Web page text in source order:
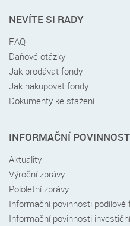
NEVÍTE SI RADY
FAQ
Daňové otázky
Jak prodávat fondy
Jak nakupovat fondy
Dokumenty ke stažení
INFORMAČNÍ
Aktuality
Výroční zprávy
Pololetní zprávy
Informační povinnosti podílové
Informační povinnosti